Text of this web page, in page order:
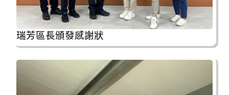
瑞芳區長頒發感謝狀